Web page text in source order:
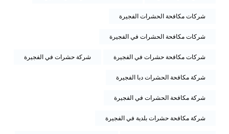
شركات مكافحة الحشرات الفجيرة
شركات مكافحة الحشرات في الفجيرة
شركات مكافحة حشرات في الفجيرة شركة حشرات في الفجيرة
شركة مكافحة الحشرات دبا الفجيرة
شركة مكافحة الحشرات في الفجيرة
شركة مكافحة حشرات بلدية في الفجيرة